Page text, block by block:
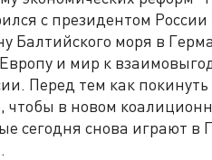
с президентом России
Балтийского моря в
и мир к
Перед тем как
чтобы в новом
сегодня снова играют